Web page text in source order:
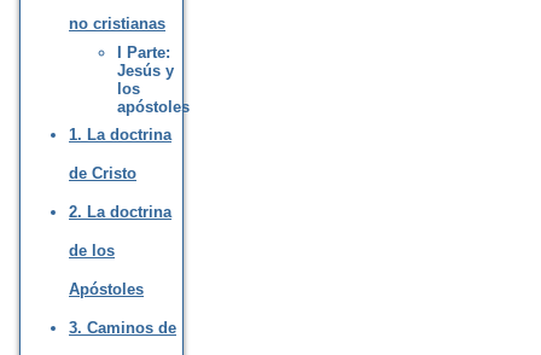
no cristianas
I Parte:
Jesús y
los
apóstoles
1. La doctrina
de Cristo
2. La doctrina
de los
Apóstoles
3. Caminos de